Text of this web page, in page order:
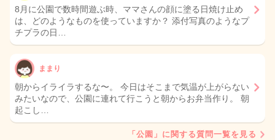
8月に公園で数時間遊ぶ時、ママさんの顔に塗る日焼け止め
は、どのようなものを使っていますか？ 添付写真のようなプ
チプラの日…
ままり
朝からイライラするな〜。 今日はそこまで気温が上がらない
みたいなので、公園に連れて行こうと朝からお弁当作り。 朝
起こし…
「公園」に関する質問一覧を見る